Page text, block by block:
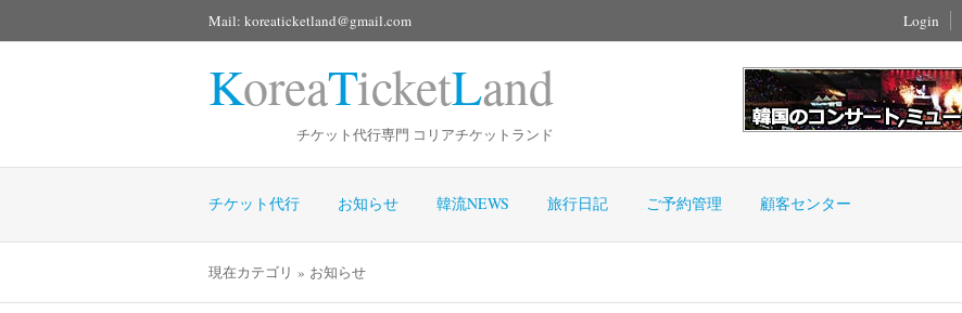
Mail: koreaticketland@gmail.com Login
KoreaTicketLand
チケット代行専門 コリアチケットランド
チケット代行 お知らせ 韓流NEWS 旅行日記 ご予約管理 顧客センター
現在カテゴリ » お知らせ